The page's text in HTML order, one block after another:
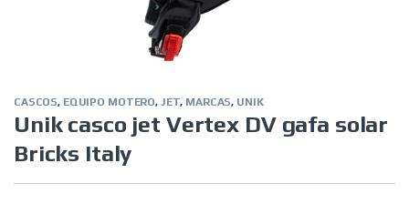
CASCOS, EQUIPO MOTERO, JET, MARCAS, UNIK
Unik casco jet Vertex DV gafa solar
Bricks Italy